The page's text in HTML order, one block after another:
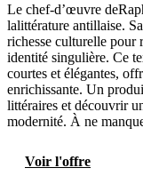
Le chef-d’œuvre
lalittérature antillaise.
richesse culturelle pour
identité singulière. Ce
courtes et élégantes,
enrichissante. Un
littéraires et découvrir
modernité. À ne
Voir l'offre